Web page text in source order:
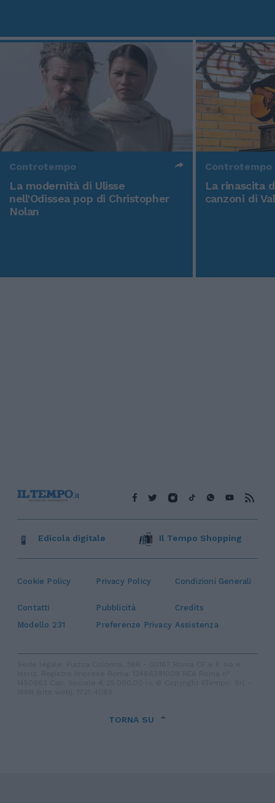
Controtempo
La modernità di Ulisse
nell'Odissea pop di Christopher
Nolan
Controtempo
La rinascita
canzoni di
Cookie Policy Privacy Policy Condizioni Generali
Contatti Pubblicità
Credits
Modello 231
Preferenze Privacy Assistenza
Edicola digitale Il Tempo Shopping
TORNA SU